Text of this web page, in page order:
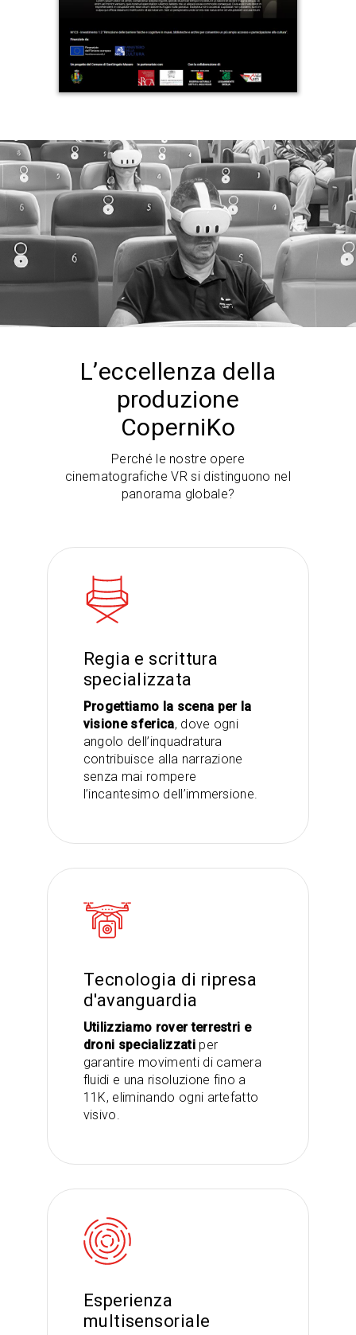
L’eccellenza della
produzione
CoperniKo
Perché le nostre opere
cinematografiche VR si distinguono nel
panorama globale?
Regia e scrittura
specializzata
Progettiamo la scena per la
visione sferica, dove ogni
angolo dell’inquadratura
contribuisce alla narrazione
senza mai rompere
l’incantesimo dell’immersione.
Tecnologia di ripresa
d'avanguardia
Utilizziamo rover terrestri e
droni specializzatiper
garantire movimenti di camera
fluidi e una risoluzione fino a
11K, eliminando ogni artefatto
visivo.
Esperienza
multisensoriale